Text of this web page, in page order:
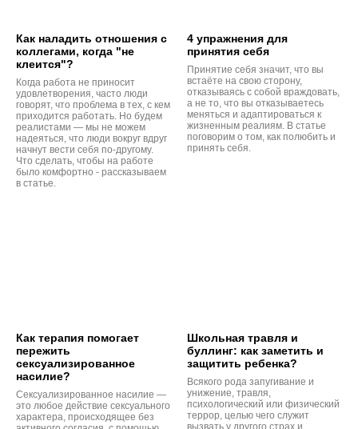
Как наладить отношения с
коллегами, когда "не
клеится"?
Когда работа не приносит
удовлетворения, часто люди
говорят, что проблема в тех, с кем
приходится работать. Но будем
реалистами — мы не можем
надеяться, что люди вокруг вдруг
начнут вести себя по-другому.
Что сделать, чтобы на работе
было комфортно - рассказываем
в статье.
4 упражнения для
принятия себя
Принятие себя значит, что вы
встаёте на свою сторону,
отказываясь с собой враждовать,
а не то, что вы отказываетесь
меняться и адаптироваться к
жизненным реалиям. В статье
поговорим о том, как полюбить и
принять себя.
Как терапия помогает
пережить
сексуализированное
насилие?
Сексуализированное насилие —
это любое действие сексуального
характера, происходящее без
Школьная травля и
буллинг: как заметить и
защитить ребенка?
Всякого рода запугивание и
унижение, травля,
психологический или физический
террор, целью чего служит